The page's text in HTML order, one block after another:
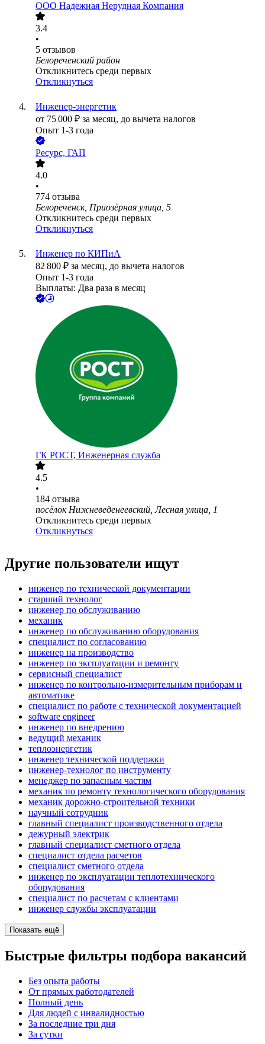
ООО Надежная Нерудная Компания
3.4
•
5 отзывов
Белореченский район
Откликнитесь среди первых
Откликнуться
Инженер-энергетик
от 75 000 ₽ за месяц, до вычета налогов
Опыт 1-3 года
Ресурс, ГАП
4.0
•
774 отзыва
Белореченск, Приозёрная улица, 5
Откликнитесь среди первых
Откликнуться
Инженер по КИПиА
82 800 ₽ за месяц, до вычета налогов
Опыт 1-3 года
Выплаты: Два раза в месяц
ГК РОСТ, Инженерная служба
4.5
•
184 отзыва
посёлок Нижневеденеевский, Лесная улица, 1
Откликнитесь среди первых
Откликнуться
Другие пользователи ищут
инженер по технической документации
старший технолог
инженер по обслуживанию
механик
инженер по обслуживанию оборудования
специалист по согласованию
инженер на производство
инженер по эксплуатации и ремонту
сервисный специалист
инженер по контрольно-измерительным приборам и
автоматике
специалист по работе с технической документацией
software engineer
инженер по внедрению
ведущий механик
теплоэнергетик
инженер технической поддержки
инженер-технолог по инструменту
менеджер по запасным частям
механик по ремонту технологического оборудования
механик дорожно-строительной техники
научный сотрудник
главный специалист производственного отдела
дежурный электрик
главный специалист сметного отдела
специалист отдела расчетов
специалист сметного отдела
инженер по эксплуатации теплотехнического
оборудования
специалист по расчетам с клиентами
инженер службы эксплуатации
Показать ещё
Быстрые фильтры подбора вакансий
Без опыта работы
От прямых работодателей
Полный день
Для людей с инвалидностью
За последние три дня
За сутки